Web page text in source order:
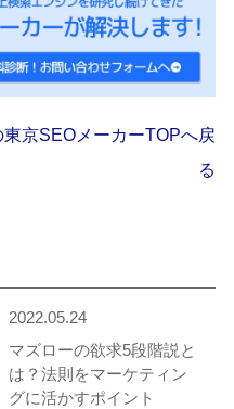
京SEOメーカーTOPへ戻
る
2022.05.24
マズローの欲求5段階説と
は？法則をマーケティン
グに活かすポイント